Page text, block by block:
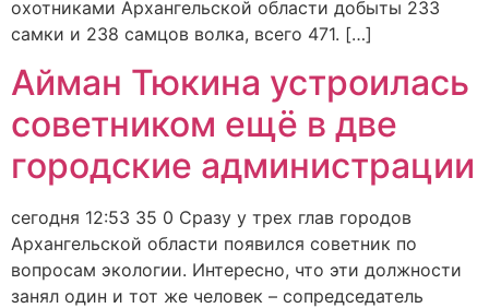
охотниками Архангельской области добыты 233
самки и 238 самцов волка, всего 471. […]
Айман Тюкина устроилась
советником ещё в две
городские администрации
сегодня 12:53 35 0 Сразу у трех глав городов
Архангельской области появился советник по
вопросам экологии. Интересно, что эти должности
занял один и тот же человек – сопредседатель